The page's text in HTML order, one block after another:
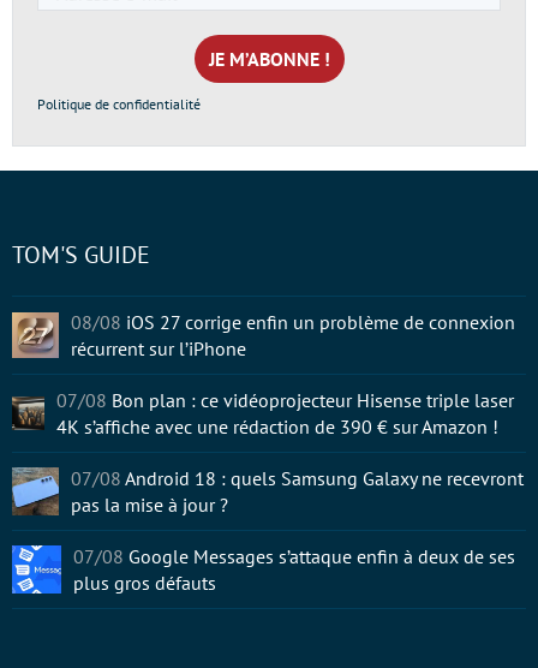
e-
mail
*
Politique de confidentialité
TOM'S GUIDE
08/08 iOS 27 corrige enfin un problème de connexion
récurrent sur l’iPhone
07/08 Bon plan : ce vidéoprojecteur Hisense triple laser
4K s’affiche avec une rédaction de 390 € sur Amazon !
07/08 Android 18 : quels Samsung Galaxy ne recevront
pas la mise à jour ?
07/08 Google Messages s’attaque enfin à deux de ses
plus gros défauts